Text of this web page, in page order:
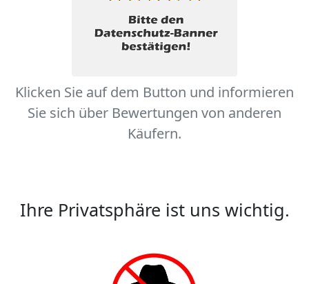
Klicken Sie auf dem Button und informieren
Sie sich über Bewertungen von anderen
Käufern.
Ihre Privatsphäre ist uns wichtig.